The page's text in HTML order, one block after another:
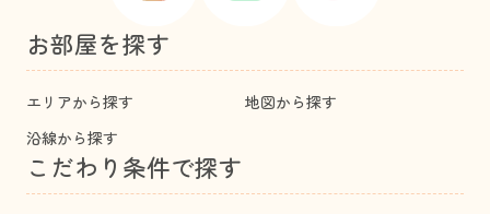
お部屋を探す
エリアから探す
地図から探す
沿線から探す
こだわり条件で探す